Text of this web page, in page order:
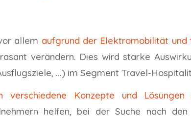
allem aufgrund der Elektromobilität und
verändern. Dies wird starke
...) im Segment Travel-
verschiedene Konzepte und
helfen, bei der Suche nach den